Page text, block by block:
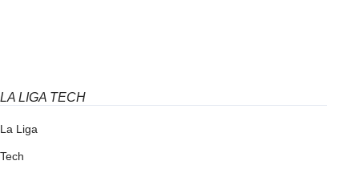
LA LIGA TECH
La Liga
Tech